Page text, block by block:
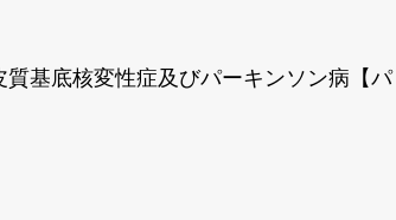
質基底核変性症及びパーキンソン病【パ